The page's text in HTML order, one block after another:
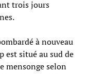
trois jours
à nouveau
est situé au sud de
mensonge selon